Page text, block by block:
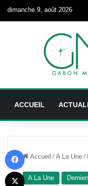
dimanche 9, août 2026
ACCUEIL
Accueil / A La Une /
A La Une
X